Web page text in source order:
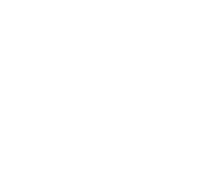
Abre la Ciudad
Sevilla con un
sobre Feria y